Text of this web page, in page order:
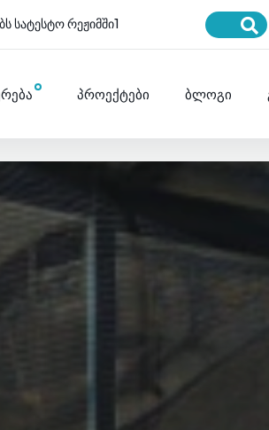
სატესტო რეჟიმში1
პროექტები ბლოგი